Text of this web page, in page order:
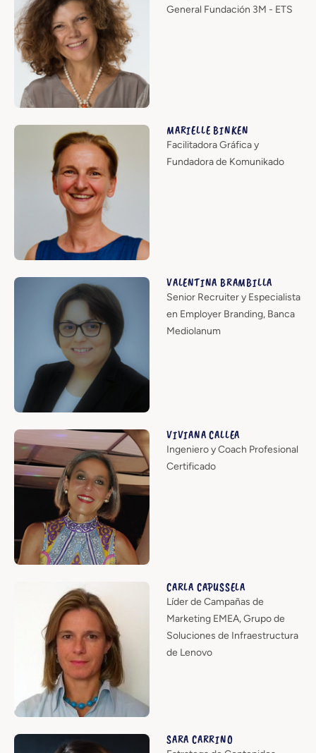
General Fundación 3M - ETS
MARIELLE BINKEN
Facilitadora Gráfica y
Fundadora de Komunikado
VALENTINA BRAMBILLA
Senior Recruiter y Especialista
en Employer Branding, Banca
Mediolanum
VIVIANA CALLEA
Ingeniero y Coach Profesional
Certificado
CARLA CAPUSSELA
Líder de Campañas de
Marketing EMEA, Grupo de
Soluciones de Infraestructura
de Lenovo
SARA CARRINO